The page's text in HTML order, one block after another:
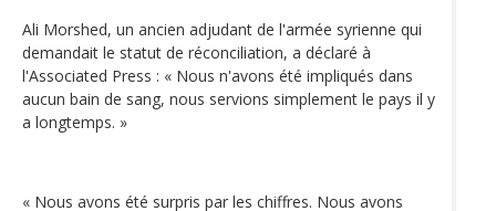
Ali Morshed, un ancien adjudant de l'armée syrienne qui
demandait le statut de réconciliation, a déclaré à
l'Associated Press : « Nous n'avons été impliqués dans
aucun bain de sang, nous servions simplement le pays il y
a longtemps. »
« Nous avons été surpris par les chiffres. Nous avons